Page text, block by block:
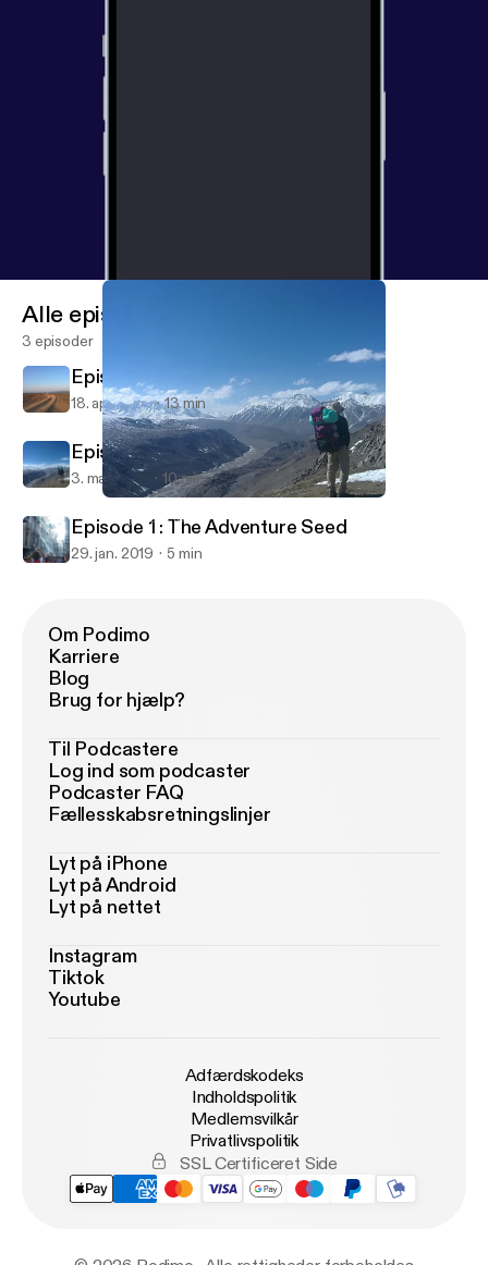
Long Way Home
Alle episoder
3 episoder
Episode 3 : Karibu Sana Kenya
18. apr. 2019 13 min
Episode 2 : Sab Kuch Milega
3. mar. 2019 10 min
Episode 1 : The Adventure Seed
29. jan. 2019 5 min
Om Podimo
Karriere
Blog
Brug for hjælp?
Til Podcastere
Log ind som podcaster
Podcaster FAQ
Fællesskabsretningslinjer
Lyt på iPhone
Lyt på Android
Lyt på nettet
Instagram
Tiktok
Youtube
Adfærdskodeks
Indholdspolitik
Medlemsvilkår
Privatlivspolitik
SSL Certificeret Side